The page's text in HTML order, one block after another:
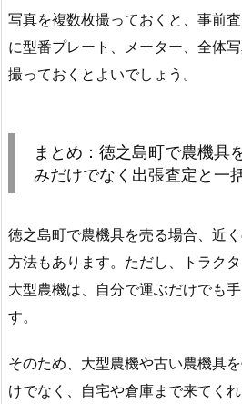
写真を複数枚撮っておくと、事前
に型番プレート、メーター、全体
撮っておくとよいでしょう。
まとめ：徳之島町で農機具
みだけでなく出張査定と一
徳之島町で農機具を売る場合、近
方法もあります。ただし、トラク
大型農機は、自分で運ぶだけでも
す。
そのため、大型農機や古い農機具
けでなく、自宅や倉庫まで来てく